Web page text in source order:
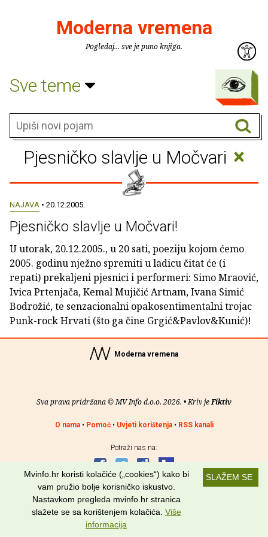
Moderna vremena
Pogledaj... sve je puno knjiga.
Sve teme
Pjesničko slavlje u Močvari ×
NAJAVA • 20.12.2005.
Pjesničko slavlje u Močvari!
U utorak, 20.12.2005., u 20 sati, poeziju kojom ćemo
2005. godinu nježno spremiti u ladicu čitat će (i
repati) prekaljeni pjesnici i performeri: Simo Mraović,
Ivica Prtenjača, Kemal Mujičić Artnam, Ivana Simić
Bodrožić, te senzacionalni opakosentimentalni trojac
Punk-rock Hrvati (što ga čine Grgić&Pavlov&Kunić)!
Moderna vremena
Sva prava pridržana © MV Info d.o.o. 2026. • Kriv jeFiktiv
O nama• Pomoć• Uvjeti korištenja• RSS kanali
Potraži nas na:
SLAŽEM SE
Mvinfo.hr koristi kolačiće („cookies“) kako bi
vam pružio bolje korisničko iskustvo.
Nastavkom pregleda mvinfo.hr stranica
slažete se sa korištenjem kolačića. Više
informacija